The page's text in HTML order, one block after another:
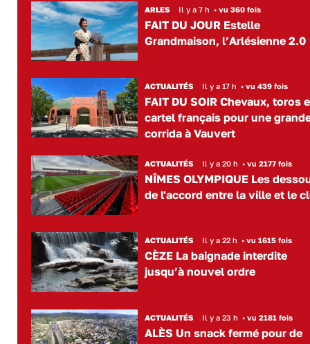
ARLES Il y a 7 h • vu 360 fois
FAIT DU JOUR Estelle
Grandmaison, l’Arlésienne 2.0
ACTUALITÉS Il y a 17 h • vu 439 fois
FAIT DU SOIR Chevaux, toros
cartel français pour une
corrida à Vauvert
ACTUALITÉS Il y a 20 h • vu 2177 fois
NÎMES OLYMPIQUE Les
de l'accord entre la ville et le
ACTUALITÉS Il y a 22 h • vu 1615 fois
CÈZE La baignade interdite
jusqu’à nouvel ordre
ACTUALITÉS Il y a 23 h • vu 2181 fois
ALÈS Un snack fermé pour de